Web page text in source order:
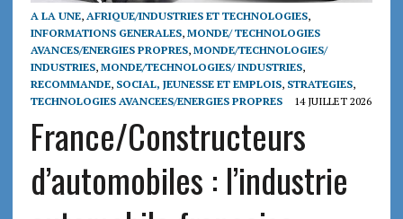
A LA UNE, AFRIQUE/INDUSTRIES ET TECHNOLOGIES,
INFORMATIONS GENERALES, MONDE/ TECHNOLOGIES
AVANCES/ENERGIES PROPRES, MONDE/TECHNOLOGIES/
INDUSTRIES, MONDE/TECHNOLOGIES/ INDUSTRIES,
RECOMMANDE, SOCIAL, JEUNESSE ET EMPLOIS, STRATEGIES,
TECHNOLOGIES AVANCEES/ENERGIES PROPRES
14 JUILLET 2026
France/Constructeurs
d’automobiles : l’industrie